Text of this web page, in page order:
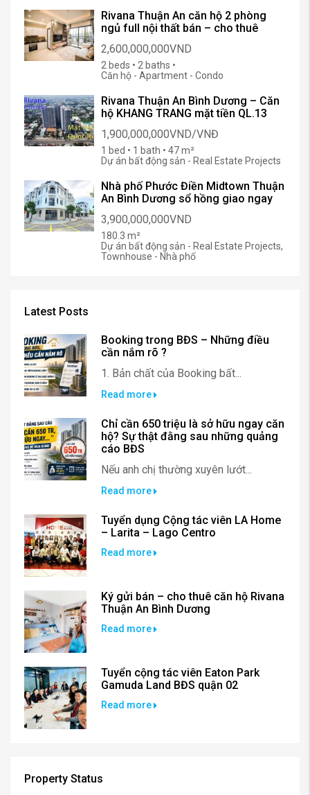
Rivana Thuận An căn hộ 2 phòng
ngủ full nội thất bán – cho thuê
2,600,000,000VND
2 beds • 2 baths •
Căn hộ - Apartment - Condo
Rivana Thuận An Bình Dương – Căn
hộ KHANG TRANG mặt tiền QL.13
1,900,000,000VND/VNĐ
1 bed • 1 bath • 47 m²
Dự án bất động sản - Real Estate Projects
Nhà phố Phước Điền Midtown Thuận
An Bình Dương sổ hồng giao ngay
3,900,000,000VND
180.3 m²
Dự án bất động sản - Real Estate Projects,
Townhouse - Nhà phố
Latest Posts
Booking trong BĐS – Những điều
cần nắm rõ ?
1. Bản chất của Booking bất...
Read more
Chỉ cần 650 triệu là sở hữu ngay căn
hộ? Sự thật đằng sau những quảng
cáo BĐS
Nếu anh chị thường xuyên lướt...
Read more
Tuyển dụng Cộng tác viên LA Home
– Larita – Lago Centro
Read more
Ký gửi bán – cho thuê căn hộ Rivana
Thuận An Bình Dương
Read more
Tuyển cộng tác viên Eaton Park
Gamuda Land BĐS quận 02
Read more
Property Status